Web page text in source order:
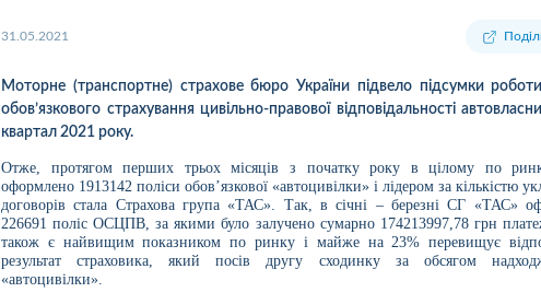
31.05.2021
Моторне (транспортне) страхове бюро України підвело підсумки
обов’язкового страхування цивільно-правової відповідальності
квартал 2021 року.
Отже, протягом перших трьох місяців з початку року в цілому по
оформлено 1913142 поліси обов’язкової «автоцивілки» і лідером за кількістю
договорів стала Страхова група «ТАС». Так, в січні – березні СГ «ТАС»
226691 поліс ОСЦПВ, за якими було залучено сумарно 174213997,78 грн
також є найвищим показником по ринку і майже на 23% перевищує
результат страховика, який посів другу сходинку за обсягом
«автоцивілки».